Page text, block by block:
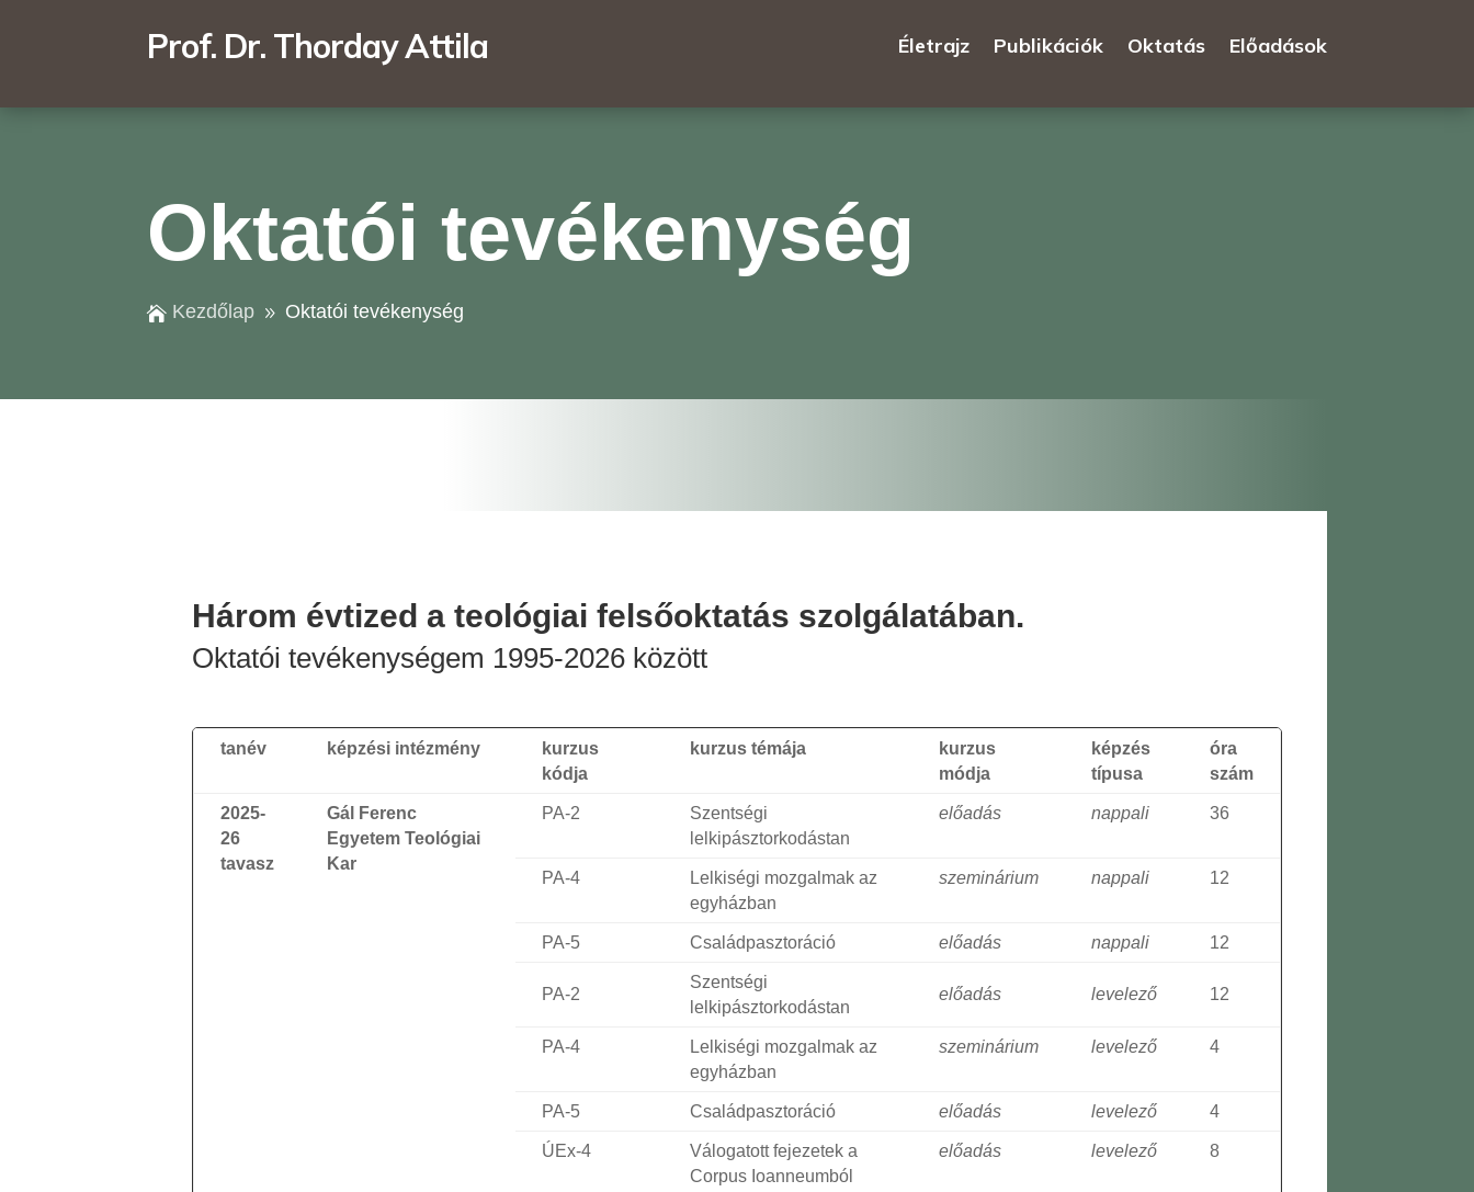
Prof. Dr. Thorday Attila Életrajz Publikációk Oktatás Előadások
Oktatói tevékenység
 Kezdőlap 9 Oktatói tevékenység
Három évtized a teológiai felsőoktatás szolgálatában.
Oktatói tevékenységem 1995-2026 között
tanév képzési intézmény
kurzus
kódja
kurzus témája
kurzus
módja
képzés
típusa
óra
szám
2025-
26
tavasz
Gál Ferenc
Egyetem Teológiai
Kar
PA-2
Szentségi
lelkipásztorkodástan
előadás nappali 36
PA-4
Lelkiségi mozgalmak az
egyházban
szeminárium nappali 12
PA-5 Családpasztoráció előadás nappali 12
PA-2
Szentségi
lelkipásztorkodástan
előadás levelező 12
PA-4
Lelkiségi mozgalmak az
egyházban
szeminárium levelező 4
PA-5 Családpasztoráció előadás levelező 4
ÚEx-4
Válogatott fejezetek a
Corpus Ioanneumból
előadás levelező 8